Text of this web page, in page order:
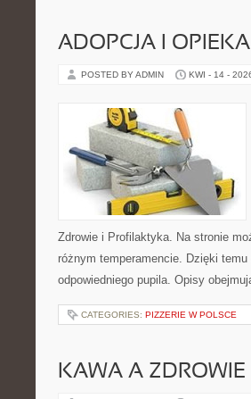
ADOPCJA I OPIEKA
POSTED BY ADMIN KWI - 14 -
Zdrowie i Profilaktyka. Na stronie
różnym temperamencie. Dzięki
odpowiedniego pupila. Opisy
CATEGORIES: PIZZERIE W POLSCE
KAWA A ZDROWIE